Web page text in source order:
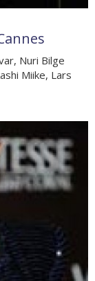
Nuri Bilge
Miike, Lars